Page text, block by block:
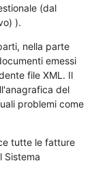
(dal
).
nella parte
emessi
file XML. Il
del
problemi come
tutte le fatture
Sistema